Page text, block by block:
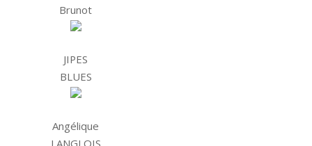
Brunot
JIPES
BLUES
Angélique
LANGLOIS